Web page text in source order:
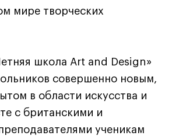
и управленца
мире творческих
школа Art and Design»
совершенно новым,
в области искусства и
с британскими и
ученикам